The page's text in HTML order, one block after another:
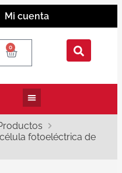
Mi cuenta
0
fotoeléctrica de